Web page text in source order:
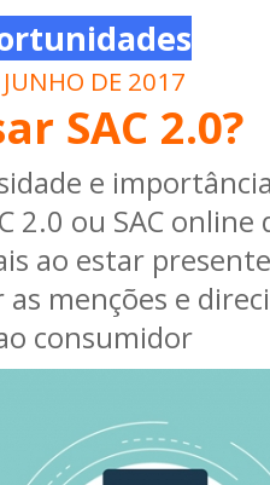
DE 2017
SAC 2.0?
e
2.0 ou SAC
ao estar
menções e
consumidor